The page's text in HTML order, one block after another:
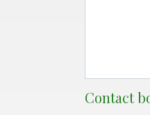
Contact